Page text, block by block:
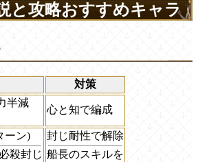
と攻略おすすめキャラ
対策
半減
心と知で編成
ーン)
殺封じ
封じ耐性で解除
船長のスキルを